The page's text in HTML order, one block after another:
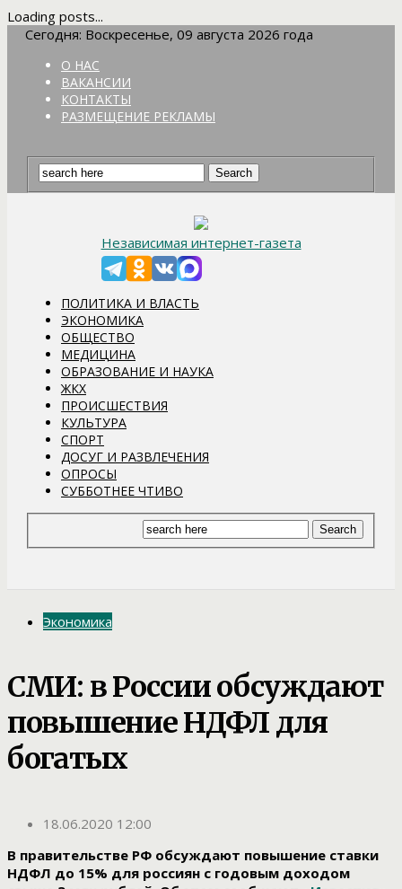
Loading posts...
Сегодня: Воскресенье, 09 августа 2026 года
О НАС
ВАКАНСИИ
КОНТАКТЫ
РАЗМЕЩЕНИЕ РЕКЛАМЫ
Независимая интернет-газета
ПОЛИТИКА И ВЛАСТЬ
ЭКОНОМИКА
ОБЩЕСТВО
МЕДИЦИНА
ОБРАЗОВАНИЕ И НАУКА
ЖКХ
ПРОИСШЕСТВИЯ
КУЛЬТУРА
СПОРТ
ДОСУГ И РАЗВЛЕЧЕНИЯ
ОПРОСЫ
СУББОТНЕЕ ЧТИВО
Экономика
СМИ: в России обсуждают
повышение НДФЛ для
богатых
18.06.2020 12:00
В правительстве РФ обсуждают повышение ставки
НДФЛ до 15% для россиян с годовым доходом